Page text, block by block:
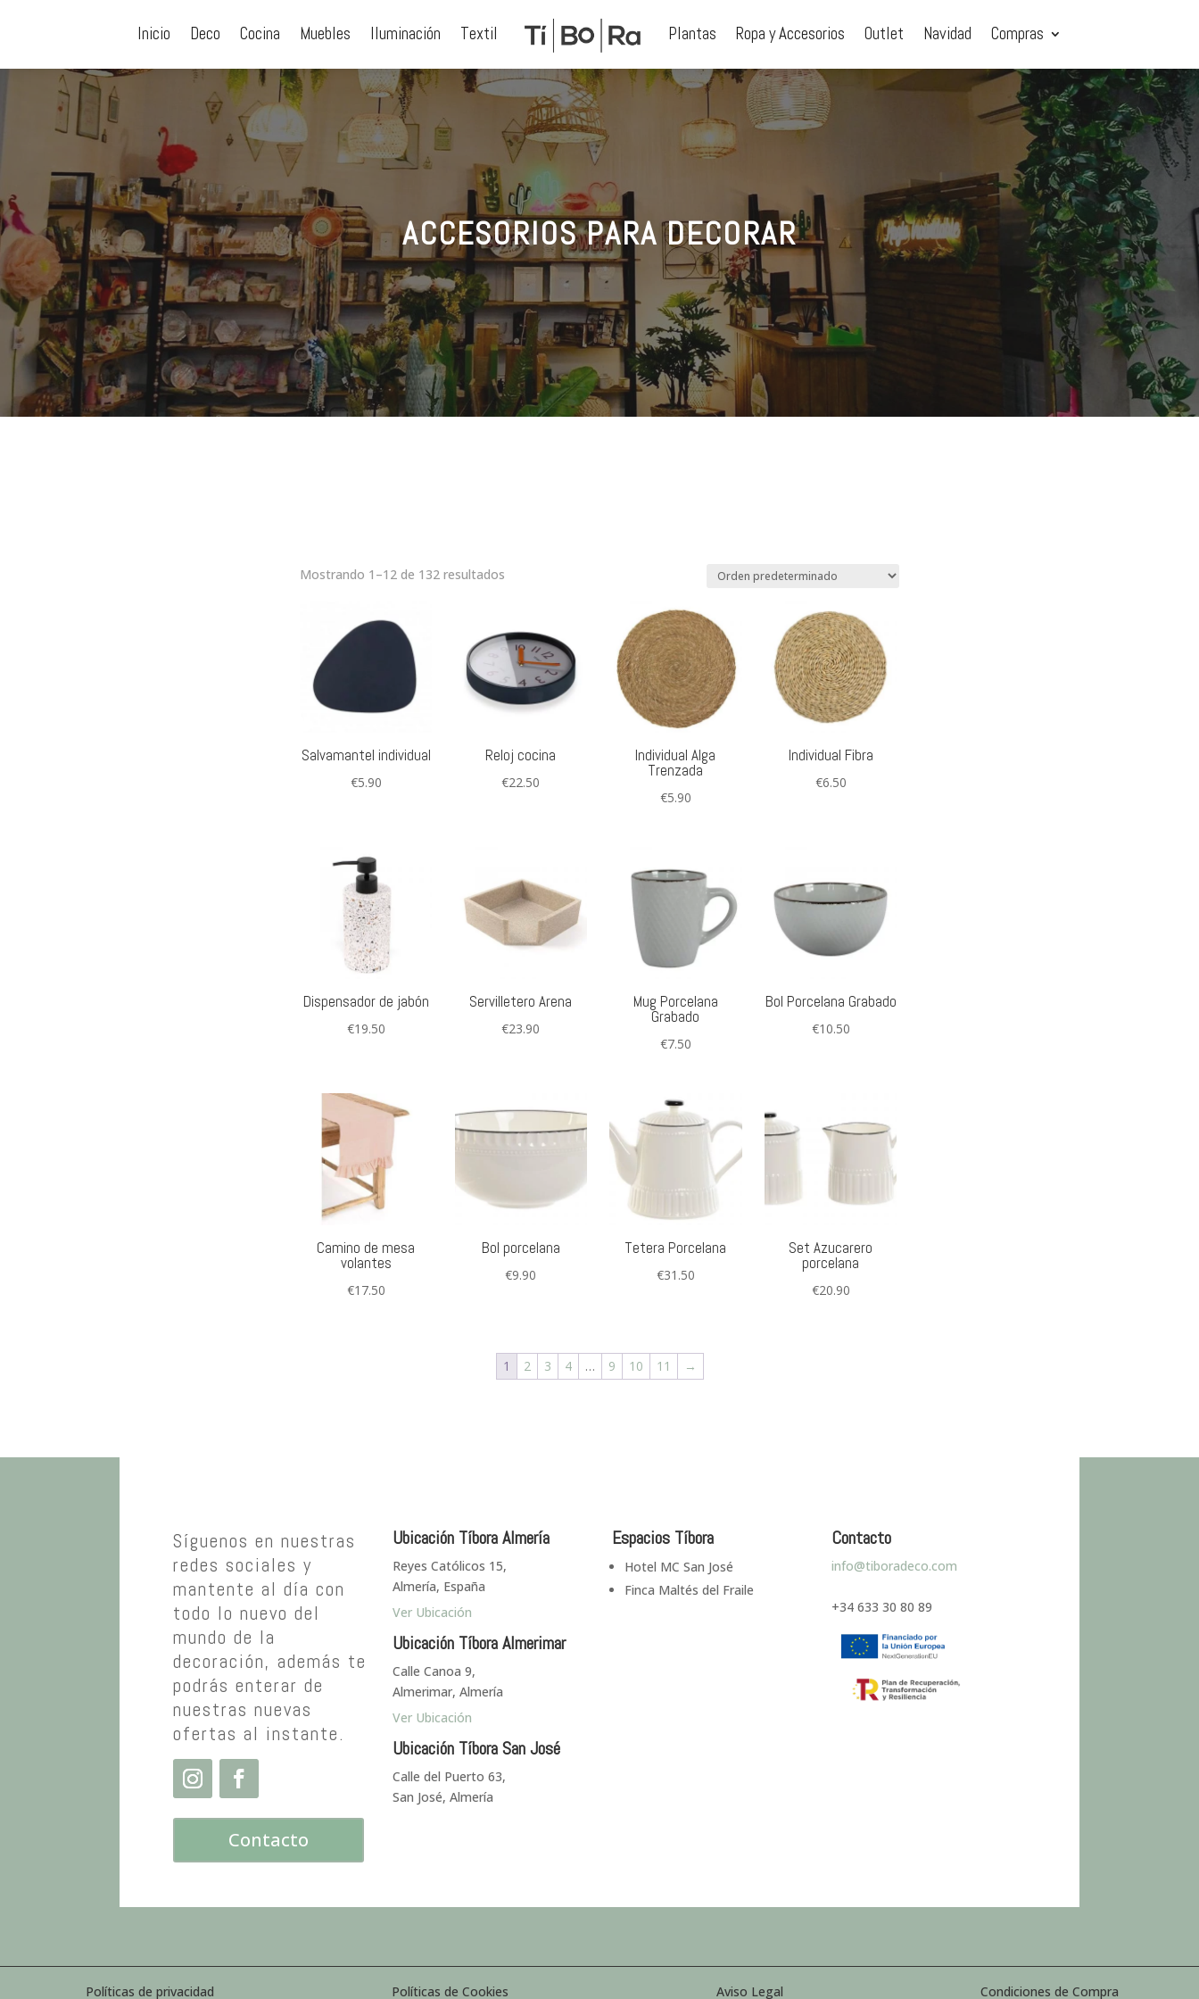
Inicio Deco Cocina Muebles Iluminación Textil Plantas Ropa y Accesorios Outlet Navidad Compras
ACCESORIOS PARA DECORAR
Mostrando 1–12 de 132 resultados
Salvamantel individual
€5.90
Reloj cocina
€22.50
Individual Alga
Trenzada
€5.90
Individual Fibra
€6.50
Dispensador de jabón
€19.50
Servilletero Arena
€23.90
Mug Porcelana
Grabado
€7.50
Bol Porcelana Grabado
€10.50
Camino de mesa
volantes
€17.50
Bol porcelana
€9.90
Tetera Porcelana
€31.50
Set Azucarero
porcelana
€20.90
1 2 3 4 … 9 10 11 →
Síguenos en nuestras
redes sociales y
mantente al día con
todo lo nuevo del
mundo de la
decoración, además te
podrás enterar de
nuestras nuevas
ofertas al instante.
Contacto
Ubicación Tíbora Almería
Reyes Católicos 15,
Almería, España
Ver Ubicación
Ubicación Tíbora Almerimar
Calle Canoa 9,
Almerimar, Almería
Ver Ubicación
Ubicación Tíbora San José
Calle del Puerto 63,
San José, Almería
Espacios Tíbora
Hotel MC San José
Finca Maltés del Fraile
Contacto
info@tiboradeco.com
+34 633 30 80 89
Políticas de privacidad Políticas de Cookies Aviso Legal Condiciones de Compra